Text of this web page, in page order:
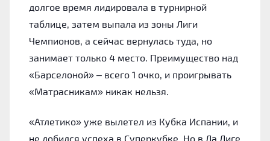
долгое время лидировала в турнирной
таблице, затем выпала из зоны Лиги
Чемпионов, а сейчас вернулась туда, но
занимает только 4 место. Преимущество над
«Барселоной» – всего 1 очко, и проигрывать
«Матрасникам» никак нельзя.
«Атлетико» уже вылетел из Кубка Испании, и
не добился успеха в Суперкубке. Но в Ла Лиге